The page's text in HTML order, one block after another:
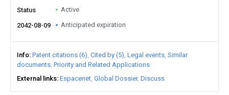
Status Active
2042-08-09 Anticipated expiration
Info Patent citations (6) Cited by (5) Legal events Similar
documents Priority and Related Applications
External links Espacenet Global Dossier Discuss